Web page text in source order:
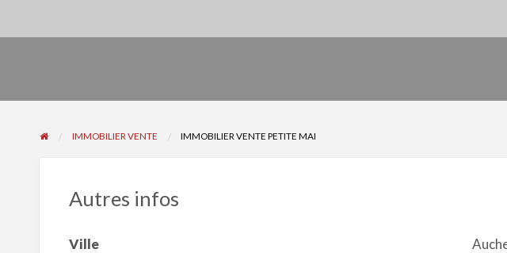
IMMOBILIER VENTE IMMOBILIER VENTE PETITE MAI
Autres infos
Ville